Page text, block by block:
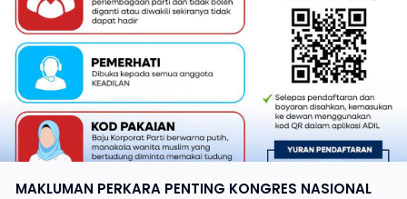
MAKLUMAN PERKARA PENTING KONGRES NASIONAL